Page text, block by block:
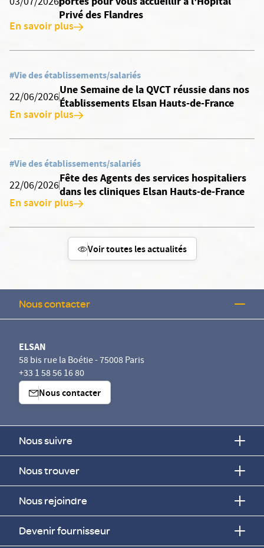
Privé des Flandres
En savoir plus
#Vie des établissements/salariés
22/06/2026
Une Semaine de la QVCT réussie dans nos
Établissements Elsan Hauts-de-France
En savoir plus
#Vie des établissements/salariés
22/06/2026
Fête des Agents des services hospitaliers
dans les cliniques Elsan Hauts-de-France
En savoir plus
Voir toutes les actualités
Nous contacter
ELSAN
58 bis rue la Boétie - 75008 Paris
+33 1 58 56 16 80
Nous contacter
Nous suivre
Nous trouver
Nous rejoindre
Devenir fournisseur